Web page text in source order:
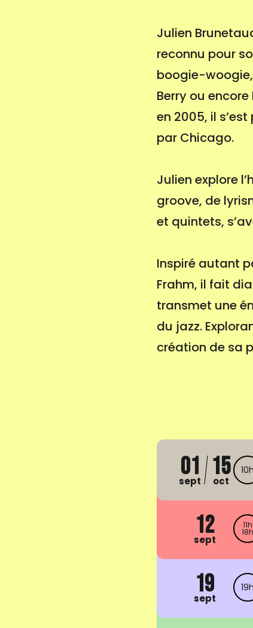
Julien
reconnu pour
boogie-
Berry ou
en 2005, il
par Chicago.
Julien explore
groove, de
et quintets,
Inspiré autant
Frahm, il fait
transmet une
du jazz.
création de sa
01
sept 15
oct
10h
12
sept
11h
18h
19
sept
19h